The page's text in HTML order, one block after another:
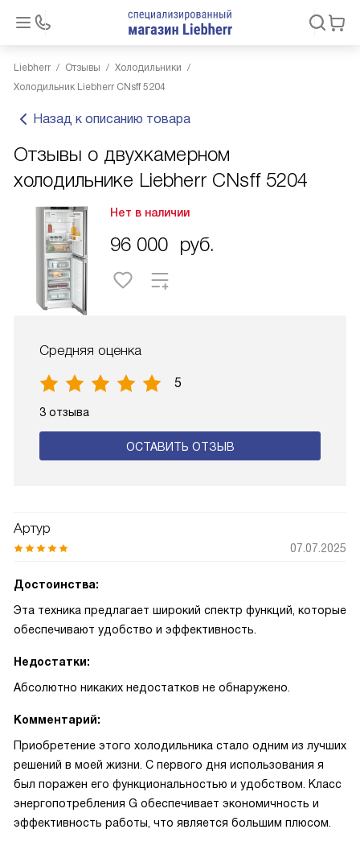
Liebherr Отзывы
Холодильники
Холодильник Liebherr CNsff 5204
Назад к описанию товара
Отзывы о двухкамерном
холодильнике Liebherr CNsff 5204
Нет в наличии
96 000 руб.
Средняя оценка
5
3 отзыва
ОСТАВИТЬ ОТЗЫВ
Артур
07.07.2025
Достоинства:
Эта техника предлагает широкий спектр функций, которые
обеспечивают удобство и эффективность.
Недостатки:
Абсолютно никаких недостатков не обнаружено.
Комментарий:
Приобретение этого холодильника стало одним из лучших
решений в моей жизни. С первого дня использования я
был поражен его функциональностью и удобством. Класс
энергопотребления G обеспечивает экономичность и
эффективность работы, что является большим плюсом.